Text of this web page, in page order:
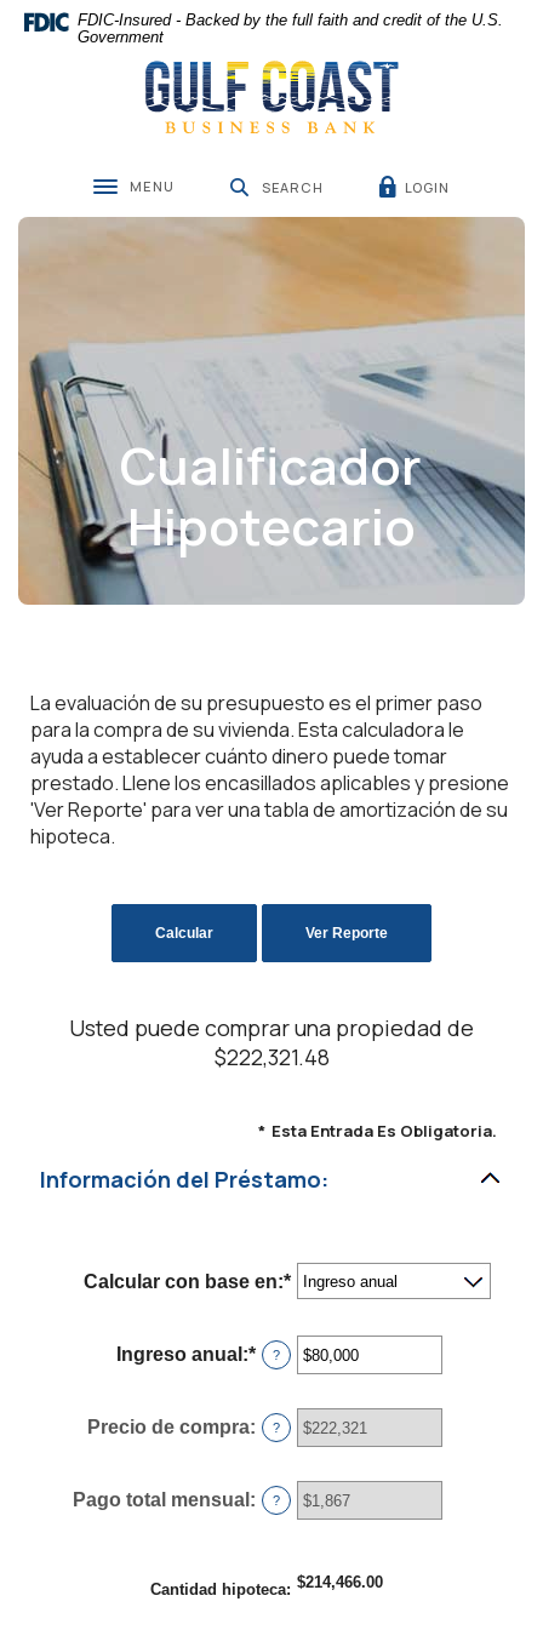
Home
Skip
Download
Acrobat
.pdf
FDIC-Insured - Backed by the full faith and credit of the U.S.
Government
Gulf Coast Business Bank
Toggle navigation
MENU SEARCH LOGIN
Cualificador
Hipotecario
La evaluación de su presupuesto es el primer paso
para la compra de su vivienda. Esta calculadora le
ayuda a establecer cuánto dinero puede tomar
prestado. Llene los encasillados aplicables y presione
'Ver Reporte' para ver una tabla de amortización de su
hipoteca.
Usted puede comprar una propiedad de
$222,321.48
* Esta Entrada Es Obligatoria.
Información del Préstamo:
Calcular con base en:*
Ingreso anual :* Ingresa
un
entre
$0
?
Precio de compra: ?
Pago total mensual : ?
Cantidad hipoteca: $214,466.00